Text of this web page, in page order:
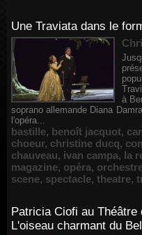
Une Traviata dans le
à
soprano allemande Diana
l'opéra...
bastille, benoît jacquot,
choeur, christine ducq,
chauveau, ivan campa, la
magazine, opéra,
scene, spectacle, theatre,
Patricia Ciofi au
L'oiseau charmant du